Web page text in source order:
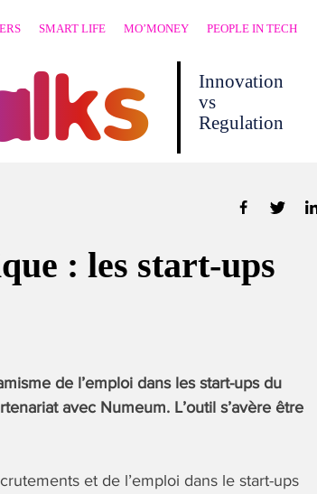
SMART LIFE MO’MONEY PEOPLE IN TECH
Innovation
vs
Regulation
: les start-ups
de l’emploi dans les start-ups du
avec Numeum. L’outil s’avère être
et de l’emploi dans le start-ups